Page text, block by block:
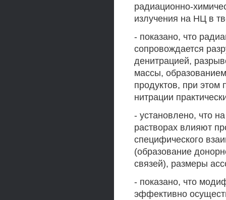
радиационно-
излучения на НЦ в
- показано, что
сопровождается
денитрацией,
массы,
продуктов, при
нитрации
- установлено, что
растворах влияют
специфического
(образование
связей), размеры
- показано, что
эффективно